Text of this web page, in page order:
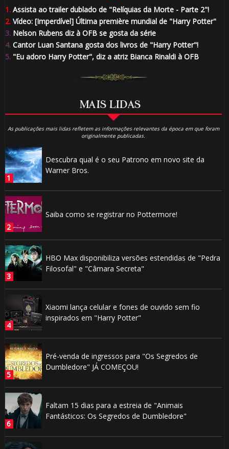
1.Assista ao trailer dublado de "Relíquias da Morte - Parte 2"!
2.Vídeo: [Imperdível] Última première mundial de "Harry Potter"
3.Nelson Rubens diz à OFB se gosta da série
4.Cantor Luan Santana gosta dos livros de "Harry Potter"!
5."Eu adoro Harry Potter", diz a atriz Bianca Rinaldi à OFB
MAIS LIDAS
As publicações mais lidas refletem as informações relevantes da época em que foram
originalmente publicadas.
Descubra qual é o seu Patrono em novo site da
Warner Bros.
Saiba como se registrar no Pottermore!
HBO Max disponibiliza versões estendidas de "Pedra
Filosofal" e "Câmara Secreta"
Xiaomi lança celular e fones de ouvido sem fio
inspirados em "Harry Potter"
Pré-venda de ingressos para "Os Segredos de
Dumbledore" JÁ COMEÇOU!
Faltam 15 dias para a estreia de "Animais
Fantásticos: Os Segredos de Dumbledore"